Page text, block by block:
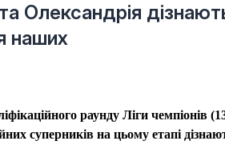
Олександрія
наших
раунду Ліги чемпіонів
суперників на цьому етапі